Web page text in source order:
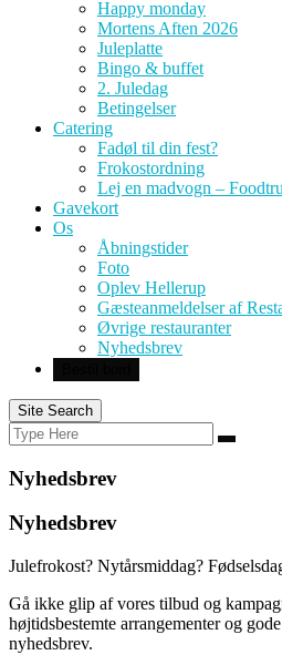
Happy monday
Mortens Aften 2026
Juleplatte
Bingo & buffet
2. Juledag
Betingelser
Catering
Fadøl til din fest?
Frokostordning
Lej en madvogn –
Gavekort
Os
Åbningstider
Foto
Oplev Hellerup
Gæsteanmeldelser af
Øvrige restauranter
Nyhedsbrev
Site Search
Search
for:
Search
Nyhedsbrev
Nyhedsbrev
Julefrokost? Nytårsmiddag?
Gå ikke glip af vores tilbud og
højtidsbestemte arrangementer og
nyhedsbrev.